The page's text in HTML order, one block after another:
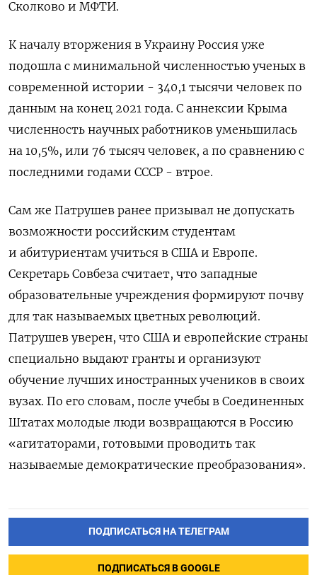
Сколково и МФТИ.
К началу вторжения в Украину Россия уже
подошла с минимальной численностью ученых в
современной истории - 340,1 тысячи человек по
данным на конец 2021 года. С аннексии Крыма
численность научных работников уменьшилась
на 10,5%, или 76 тысяч человек, а по сравнению с
последними годами СССР - втрое.
Сам же Патрушев ранее призывал не допускать
возможности российским студентам
и абитуриентам учиться в США и Европе.
Секретарь Совбеза считает, что западные
образовательные учреждения формируют почву
для так называемых цветных революций.
Патрушев уверен, что США и европейские страны
специально выдают гранты и организуют
обучение лучших иностранных учеников в своих
вузах. По его словам, после учебы в Соединенных
Штатах молодые люди возвращаются в Россию
«агитаторами, готовыми проводить так
называемые демократические преобразования».
ПОДПИСАТЬСЯ НА ТЕЛЕГРАМ
ПОДПИСАТЬСЯ В GOOGLE